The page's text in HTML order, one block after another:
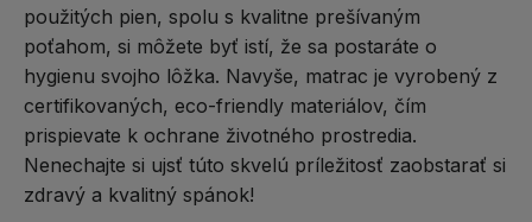
použitých pien, spolu s kvalitne prešívaným
poťahom, si môžete byť istí, že sa postaráte o
hygienu svojho lôžka. Navyše, matrac je vyrobený z
certifikovaných, eco-friendly materiálov, čím
prispievate k ochrane životného prostredia.
Nenechajte si ujsť túto skvelú príležitosť zaobstarať si
zdravý a kvalitný spánok!